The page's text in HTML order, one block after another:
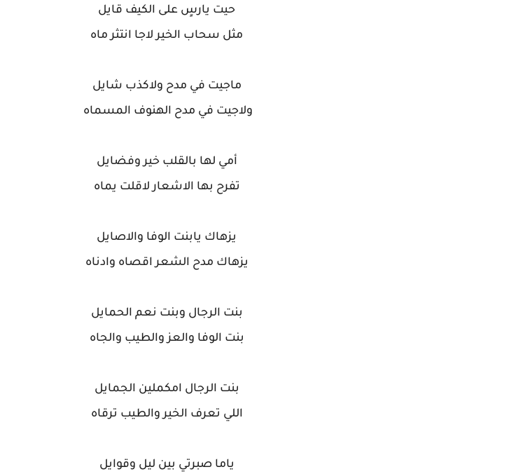
حيت يارسٍ على الكيف قايل
مثل سحاب الخير لاجا انتثر ماه
ماجيت في مدح ولاكذب شايل
ولاجيت في مدح الهنوف المسماه
أمي لها بالقلب خير وفضايل
تفرح بها الاشعار لاقلت يماه
يزهاك يابنت الوفا والاصايل
يزهاك مدح الشعر اقصاه وادناه
بنت الرجال وبنت نعم الحمايل
بنت الوفا والعز والطيب والجاه
بنت الرجال امكملين الجمايل
اللي تعرف الخير والطيب ترقاه
ياما صبرتي بين ليل وقوايل